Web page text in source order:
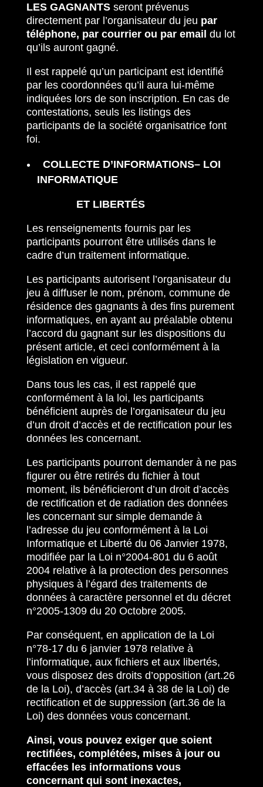
LES GAGNANTSseront prévenus
directement par l’organisateur du jeu par
téléphone, par courrier ou par email du lot
qu’ils auront gagné.
Il est rappelé qu’un participant est identifié
par les coordonnées qu’il aura lui-même
indiquées lors de son inscription. En cas de
contestations, seuls les listings des
participants de la société organisatrice font
foi.
COLLECTE D’INFORMATIONS– LOI
INFORMATIQUE
ET LIBERTÉS
Les renseignements fournis par les
participants pourront être utilisés dans le
cadre d’un traitement informatique.
Les participants autorisent l’organisateur du
jeu à diffuser le nom, prénom, commune de
résidence des gagnants à des fins purement
informatiques, en ayant au préalable obtenu
l’accord du gagnant sur les dispositions du
présent article, et ceci conformément à la
législation en vigueur.
Dans tous les cas, il est rappelé que
conformément à la loi, les participants
bénéficient auprès de l’organisateur du jeu
d’un droit d’accès et de rectification pour les
données les concernant.
Les participants pourront demander à ne pas
figurer ou être retirés du fichier à tout
moment, ils bénéficieront d’un droit d’accès
de rectification et de radiation des données
les concernant sur simple demande à
l’adresse du jeu conformément à la Loi
Informatique et Liberté du 06 Janvier 1978,
modifiée par la Loi n°2004-801 du 6 août
2004 relative à la protection des personnes
physiques à l’égard des traitements de
données à caractère personnel et du décret
n°2005-1309 du 20 Octobre 2005.
Par conséquent, en application de la Loi
n°78-17 du 6 janvier 1978 relative à
l’informatique, aux fichiers et aux libertés,
vous disposez des droits d’opposition (art.26
de la Loi), d’accès (art.34 à 38 de la Loi) de
rectification et de suppression (art.36 de la
Loi) des données vous concernant.
Ainsi, vous pouvez exiger que soient
rectifiées, complétées, mises à jour ou
effacées les informations vous
concernant qui sont inexactes,